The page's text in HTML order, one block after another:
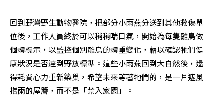
回到野灣野生動物醫院，把部分小雨燕分送到其他救傷單
位後，工作人員終於可以稍稍喘口氣，開始為每隻雛鳥做
個體標示，以監控個別雛鳥的體重變化，藉以確認牠們健
康狀況是否達到野放標準。這些小雨燕回到大自然後，還
得耗費心力重新築巢，希望未來等著牠們的，是一片遮風
擋雨的屋簷，而不是「禁入家園」。